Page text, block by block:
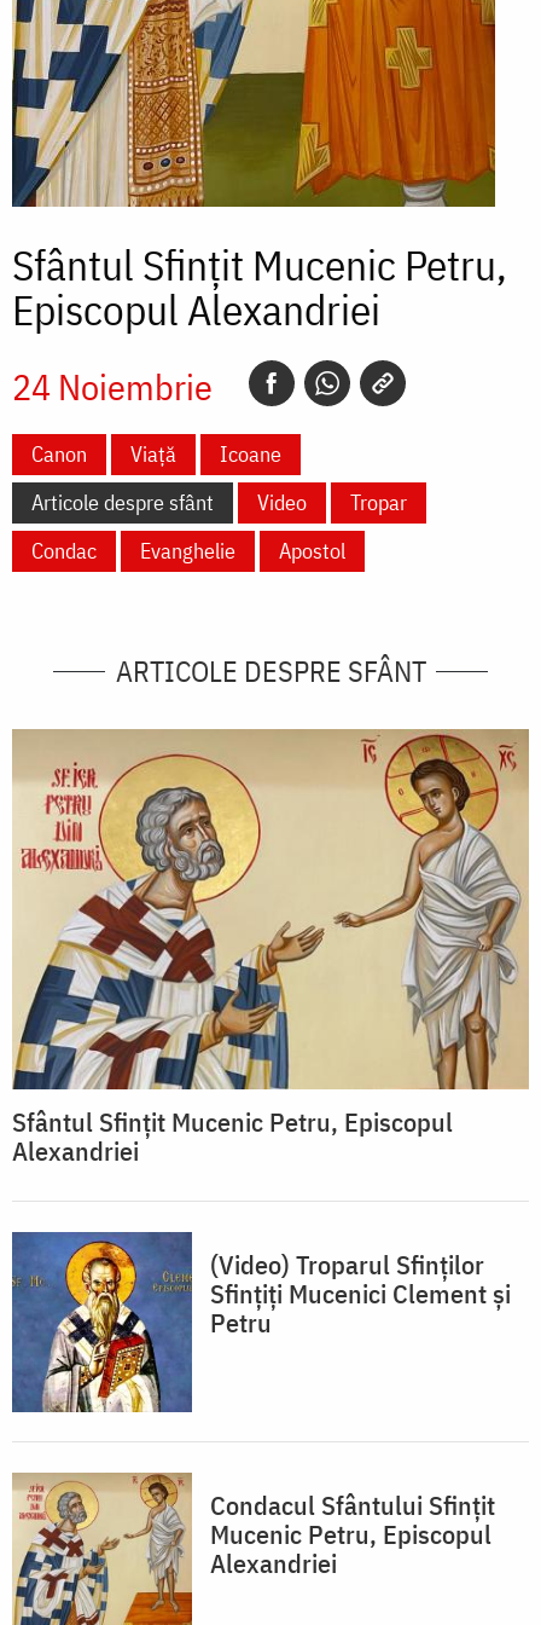
Sfântul Sfințit Mucenic Petru,
Episcopul Alexandriei
24 Noiembrie
Canon Viață
Icoane
Articole despre sfânt
Video
Tropar
Condac
Evanghelie Apostol
ARTICOLE DESPRE SFÂNT
Sfântul Sfinţit Mucenic Petru, Episcopul
Alexandriei
(Video) Troparul Sfinților
Sfințiți Mucenici Clement și
Petru
Condacul Sfântului Sfinţit
Mucenic Petru, Episcopul
Alexandriei